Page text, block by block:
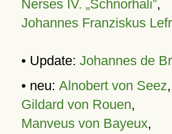
Nerses IV. „Schnorhali”,
Johannes Franziskus
• Update: Johannes de
• neu: Alnobert von Seez,
Gildard von Rouen,
Manveus von Bayeux,